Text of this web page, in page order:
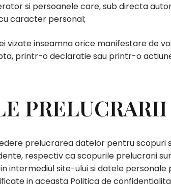
si persoanele care, sub directa
caracter personal;
vizate inseamna orice manifestare de
printr-o declaratie sau printr-o
PRELUCRARII
prelucrarea datelor pentru
respectiv ca scopurile prelucrarii
intermediul site-ului si datele
in aceasta Politica de